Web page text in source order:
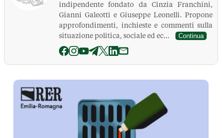
indipendente fondato da Cinzia Franchini,
Gianni Galeotti e Giuseppe Leonelli. Propone
approfondimenti, inchieste e commenti sulla
situazione politica, sociale ed ec...
Continua
La Pressa